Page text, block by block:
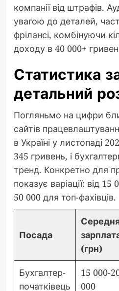
компанії від штрафів.
увагою до деталей,
фрілансі, комбінуючи
доходу в 40 000+
Статистика
детальний
Погляньмо на цифри
сайтів
в Україні у листопаді
345 гривень, і
тренд. Конкретно для
показує варіації: від
50 000 для топ-фахівців.
Посада
(грн)
Бухгалтер-
початківець
15 000-
000